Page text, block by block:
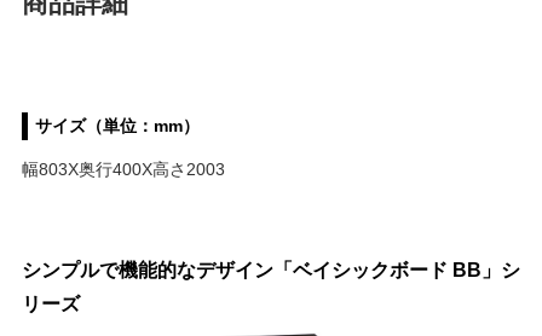
サイズ（単位：mm）
幅803X奥行400X高さ2003
シンプルで機能的なデザイン「ベイシックボード BB」シ
リーズ